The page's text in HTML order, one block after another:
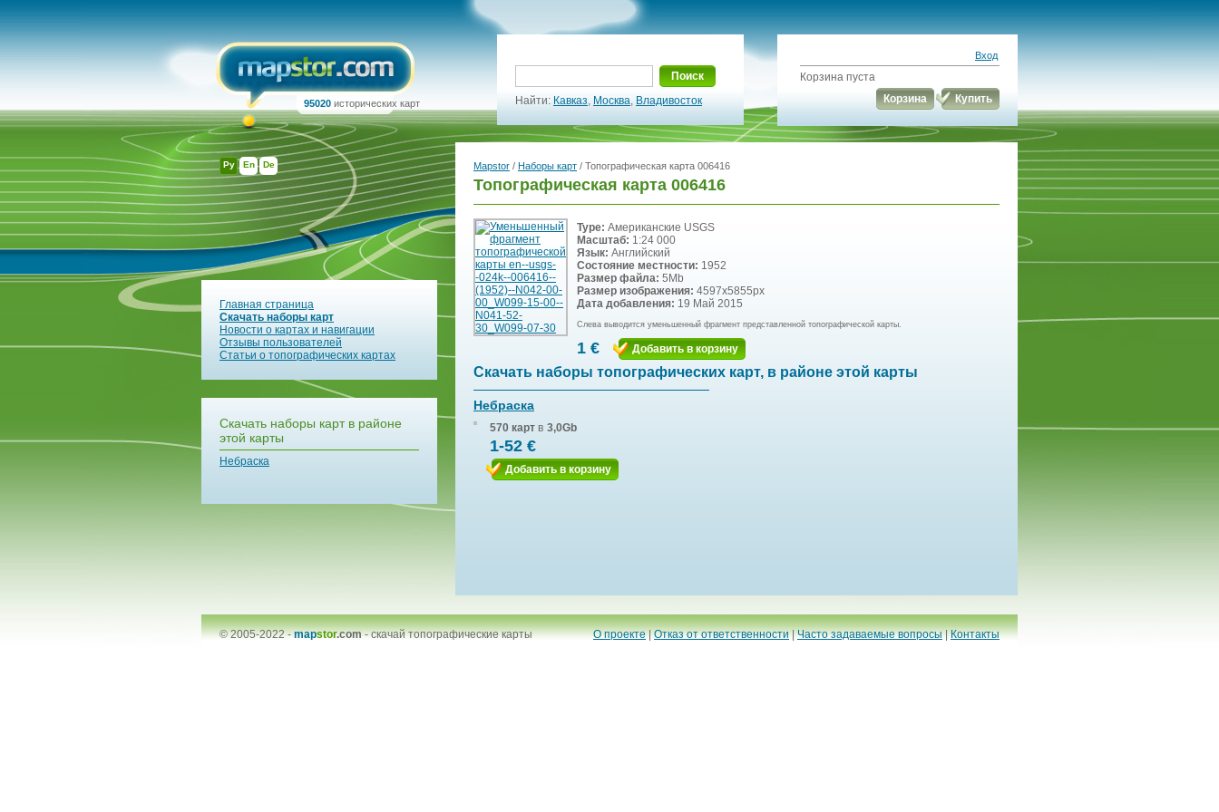
Ру En De
95020 исторических карт
Поиск
Найти: Кавказ, Москва, Владивосток
Вход
Корзина пуста
Корзина
Купить
Главная страница
Скачать наборы карт
Новости о картах и навигации
Отзывы пользователей
Статьи о топографических картах
Скачать наборы карт в районе
этой карты
Небраска
Mapstor / Наборы карт / Топографическая карта 006416
Топографическая карта 006416
Type: Американские USGS
Масштаб: 1:24 000
Язык: Английский
Состояние местности: 1952
Размер файла: 5Mb
Размер изображения: 4597x5855px
Дата добавления: 19 Май 2015
Слева выводится уменьшенный фрагмент представленной топографической карты.
1 € Добавить в корзину
Скачать наборы топографических карт, в районе этой карты
Небраска
570 карт в 3,0Gb
1-52 €
Добавить в корзину
© 2005-2022 -mapstor.com-скачай топографические карты О проекте|Отказ от ответственности|Часто задаваемые вопросы|Контакты